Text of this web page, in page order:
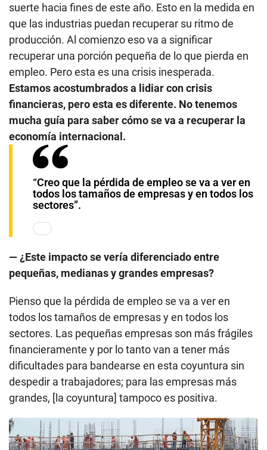
suerte hacia fines de este año. Esto en la medida en
que las industrias puedan recuperar su ritmo de
producción. Al comienzo eso va a significar
recuperar una porción pequeña de lo que pierda en
empleo. Pero esta es una crisis inesperada.
Estamos acostumbrados a lidiar con crisis
financieras, pero esta es diferente. No tenemos
mucha guía para saber cómo se va a recuperar la
economía internacional.
“Creo que la pérdida de empleo se va a ver en
todos los tamaños de empresas y en todos los
sectores”.
— ¿Este impacto se vería diferenciado entre
pequeñas, medianas y grandes empresas?
Pienso que la pérdida de empleo se va a ver en
todos los tamaños de empresas y en todos los
sectores. Las pequeñas empresas son más frágiles
financieramente y por lo tanto van a tener más
dificultades para bandearse en esta coyuntura sin
despedir a trabajadores; para las empresas más
grandes, [la coyuntura] tampoco es positiva.